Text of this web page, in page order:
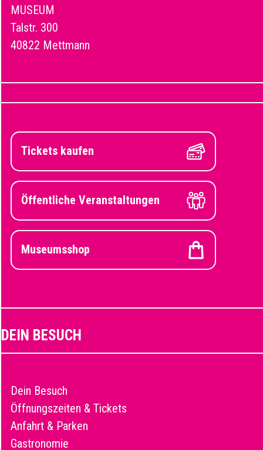
MUSEUM
Talstr. 300
40822 Mettmann
Tickets kaufen
Öffentliche Veranstaltungen
Museumsshop
DEIN BESUCH
Dein Besuch
Öffnungszeiten & Tickets
Anfahrt & Parken
Gastronomie